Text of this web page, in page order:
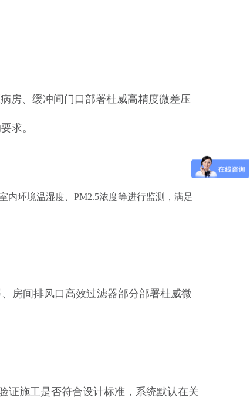
房、缓冲间门口部署杜威高精度微差压
求。
内环境温湿度、PM2.5浓度等进行监测，满足
房间排风口高效过滤器部分部署杜威微
证施工是否符合设计标准，系统默认在关